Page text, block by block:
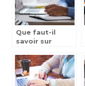
Que faut-il
savoir sur
Pyrenees
orientales ?